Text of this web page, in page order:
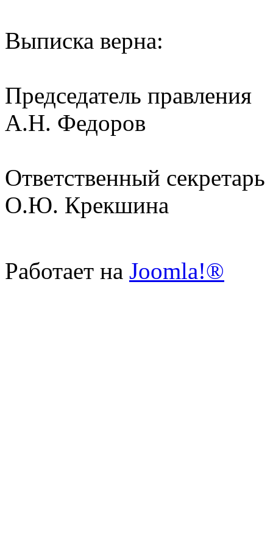
Выписка верна:
А.Н. Федоров
О.Ю. Крекшина
Работает на Joomla!®